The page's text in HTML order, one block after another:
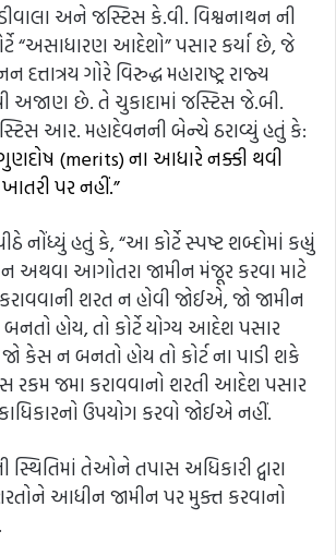
અને જસ્ટિસ કે.વી. વિશ્વનાથન ની
“અસાધારણ આદેશો” પસાર કર્યા છે, જે
દત્તાત્રય ગોરે વિરુદ્ધ મહારાષ્ટ્ર રાજ્ય
અજાણ છે. તે ચુકાદામાં જસ્ટિસ જે.બી.
આર. મહાદેવનની બેન્ચે ઠરાવ્યું હતું કે:
(merits) ના આધારે નક્કી થવી
પર નહીં.”
નોંધ્યું હતું કે, “આ કોર્ટે સ્પષ્ટ શબ્દોમાં કહ્યું
અથવા આગોતરા જામીન મંજૂર કરવા માટે
શરત ન હોવી જોઈએ, જો જામીન
હોય, તો કોર્ટે યોગ્ય આદેશ પસાર
કેસ ન બનતો હોય તો કોર્ટ ના પાડી શકે
રકમ જમા કરાવવાનો શરતી આદેશ પસાર
ઉપયોગ કરવો જોઈએ નહીં.
સ્થિતિમાં તેઓને તપાસ અધિકારી દ્વારા
આધીન જામીન પર મુક્ત કરવાનો